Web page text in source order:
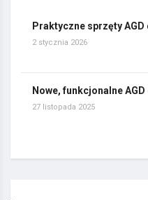
Praktyczne sprzęty
2 stycznia 2026
Nowe, funkcjonalne
27 listopada 2025